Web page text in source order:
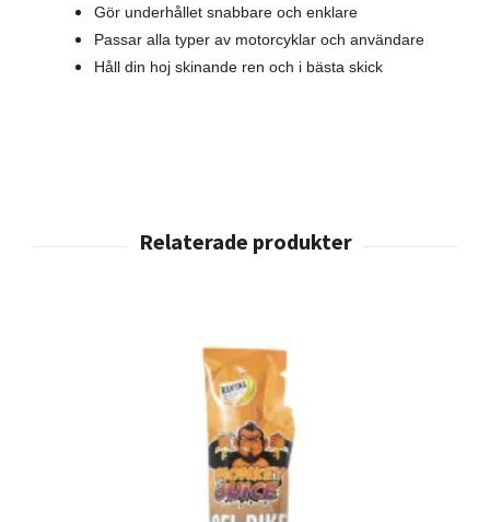
Gör underhållet snabbare och enklare
Passar alla typer av motorcyklar och användare
Håll din hoj skinande ren och i bästa skick